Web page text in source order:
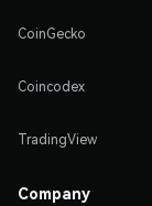
CoinGecko
Coincodex
TradingView
Company